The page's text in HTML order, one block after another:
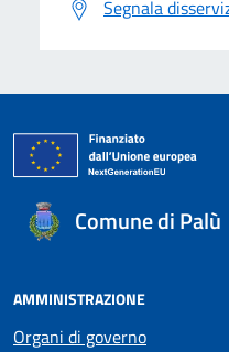
Segnala
Comune di Palù
AMMINISTRAZIONE
Organi di governo